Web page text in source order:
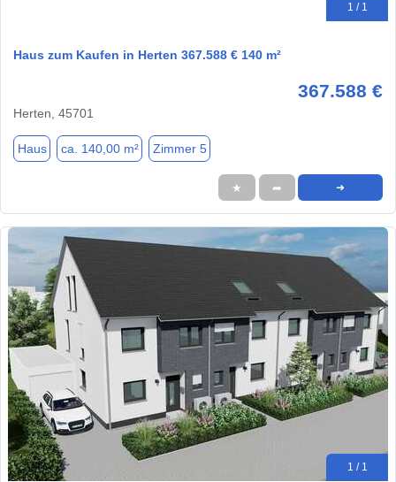
1 / 1
Haus zum Kaufen in Herten 367.588 € 140 m²
367.588 €
Herten, 45701
Haus ca. 140,00 m² Zimmer 5
★ ➦ ➜
1 / 1